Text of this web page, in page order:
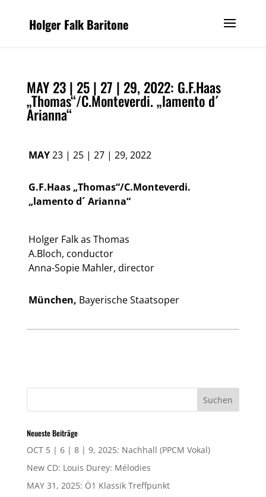
Holger Falk Baritone
MAY 23 | 25 | 27 | 29, 2022: G.F.Haas
„Thomas“/C.Monteverdi. „lamento d´
Arianna“
MAY23 | 25 | 27 | 29, 2022
G.F.Haas „Thomas“/C.Monteverdi.
„lamento d´ Arianna“
Holger Falk as Thomas
A.Bloch, conductor
Anna-Sopie Mahler, director
München, Bayerische Staatsoper
Neueste Beiträge
OCT 5 | 6 | 8 | 9, 2025: Nachhall (PPCM Vokal)
New CD: Louis Durey: Mélodies
MAY 31, 2025: Ö1 Klassik Treffpunkt